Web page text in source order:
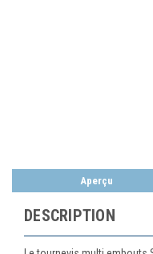
Aperçu
DESCRIPTION